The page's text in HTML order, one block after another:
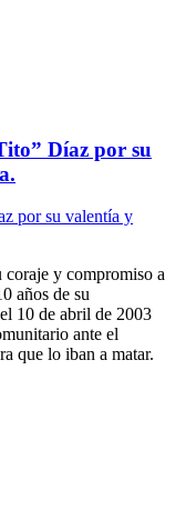
Díaz por su
coraje y compromiso a
años de su
10 de abril de 2003
ante el
que lo iban a matar.